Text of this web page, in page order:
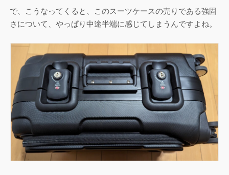
で、こうなってくると、このスーツケースの売りである強固
さについて、やっぱり中途半端に感じてしまうんですよね。